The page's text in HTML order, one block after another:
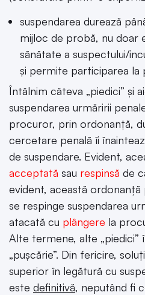
suspendarea durează
mijloc de probă, nu doar
sănătate a suspectului/
și permite participarea la
Întâlnim câteva „piedici” și
suspendarea urmăririi
procuror, prin ordonanță,
cercetare penală îi
de suspendare. Evident,
acceptată sau respinsă de
evident, această ordonanță
se respinge suspendarea
atacată cu plângere la
Alte termene, alte „piedici”
„pușcărie”. Din fericire,
superior în legătură cu
este definitivă, neputând fi